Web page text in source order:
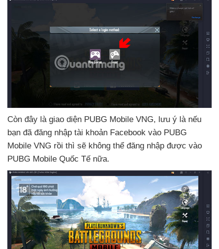
Còn đây là giao diện PUBG Mobile VNG, lưu ý là nếu
bạn đã đăng nhập tài khoản Facebook vào PUBG
Mobile VNG rồi thì sẽ không thể đăng nhập được vào
PUBG Mobile Quốc Tế nữa.